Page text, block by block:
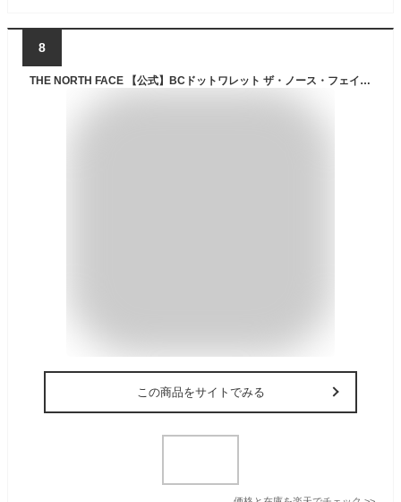
8
THE NORTH FACE 【公式】BCドットワレット ザ・ノース・フェイス 財布・ポーチ・ケース その他の財布・ポーチ・ケース オレンジ グリーン レッド ホワイト ブルー ゴールド ブラック グレー【送料無料】
この商品をサイトでみる